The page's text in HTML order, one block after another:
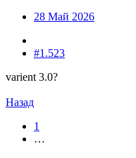
28 Май 2026
#1.523
varient 3.0?
Назад
1
…